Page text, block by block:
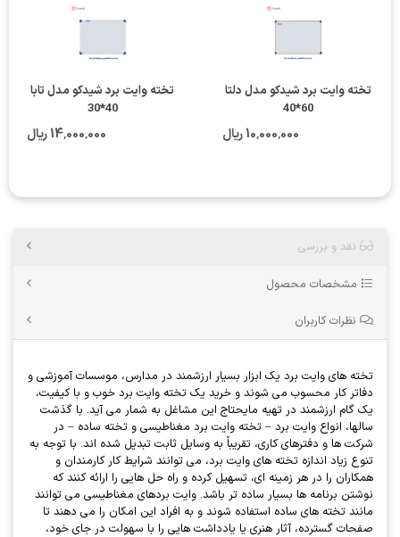
تخته وایت برد شیدکو مدل دلتا
60*40
10٬000٬000 ریال
تخته وایت برد شیدکو مدل تابا
40*30
14٬000٬000 ریال
نقد و بررسی
مشخصات محصول
نظرات کاربران
تخته های وایت برد یک ابزار بسیار ارزشمند در مدارس، موسسات آموزشی و
دفاتر کار محسوب می شوند و خرید یک تخته وایت برد خوب و با کیفیت،
یک گام ارزشمند در تهیه مایحتاج این مشاغل به شمار می آید. با گذشت
سالها، انواع وایت برد – تخته وایت برد مغناطیسی و تخته ساده – در
شرکت ها و دفترهای کاری، تقریباً به وسایل ثابت تبدیل شده اند. با توجه به
تنوع زیاد اندازه تخته های وایت برد، می توانند شرایط کار کارمندان و
همکاران را در هر زمینه ای، تسهیل کرده و راه حل هایی را ارائه کنند که
نوشتن برنامه ها بسیار ساده تر باشد. وایت بردهای مغناطیسی می توانند
مانند تخته های ساده استفاده شوند و به افراد این امکان را می دهند تا
صفحات گسترده، آثار هنری یا یادداشت هایی را با سهولت در جای خود،